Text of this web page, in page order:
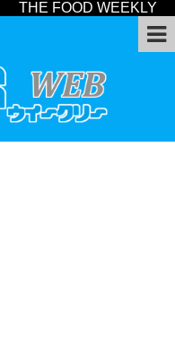
THE FOOD WEEKLY